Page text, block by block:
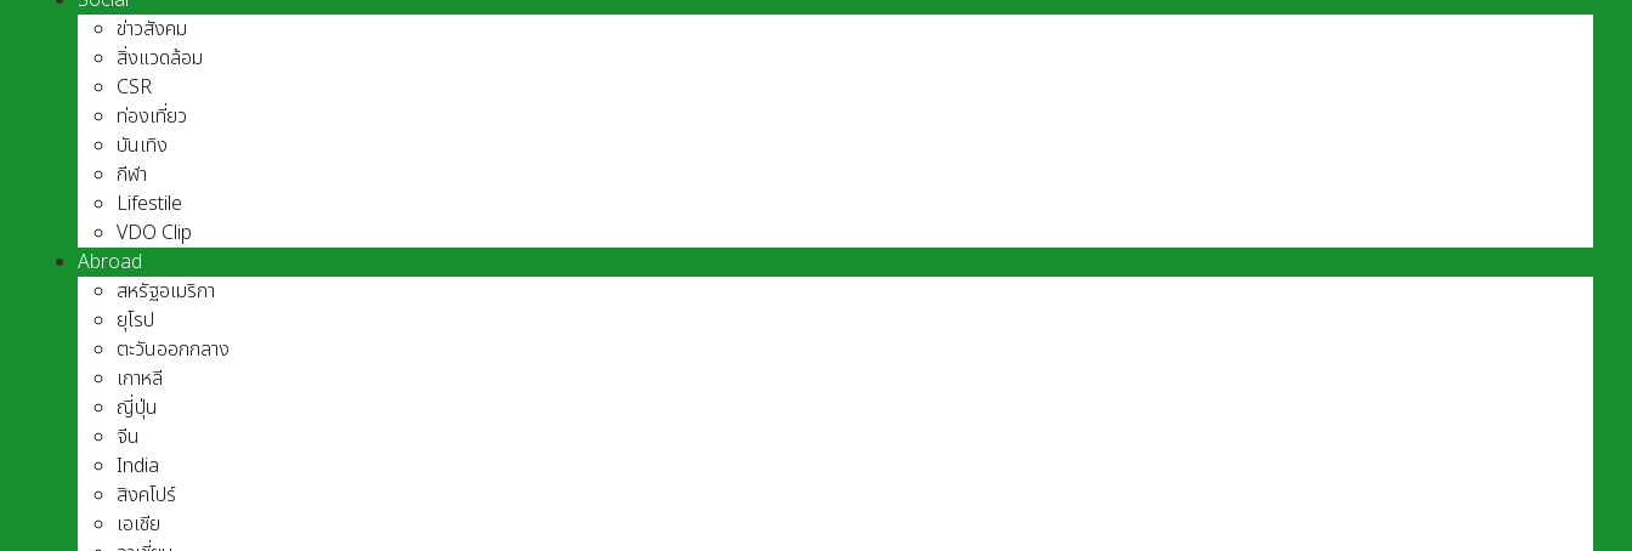
ข่าวสังคม
สิ่งแวดล้อม
CSR
ท่องเที่ยว
บันเทิง
กีฬา
Lifestile
VDO Clip
Abroad
สหรัฐอเมริกา
ยุโรป
ตะวันออกกลาง
เกาหลี
ญี่ปุ่น
จีน
India
สิงคโปร์
เอเชีย